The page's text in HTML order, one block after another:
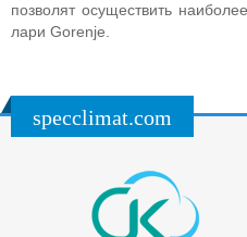
позволят осуществить
лари Gorenje.
specclimat.com